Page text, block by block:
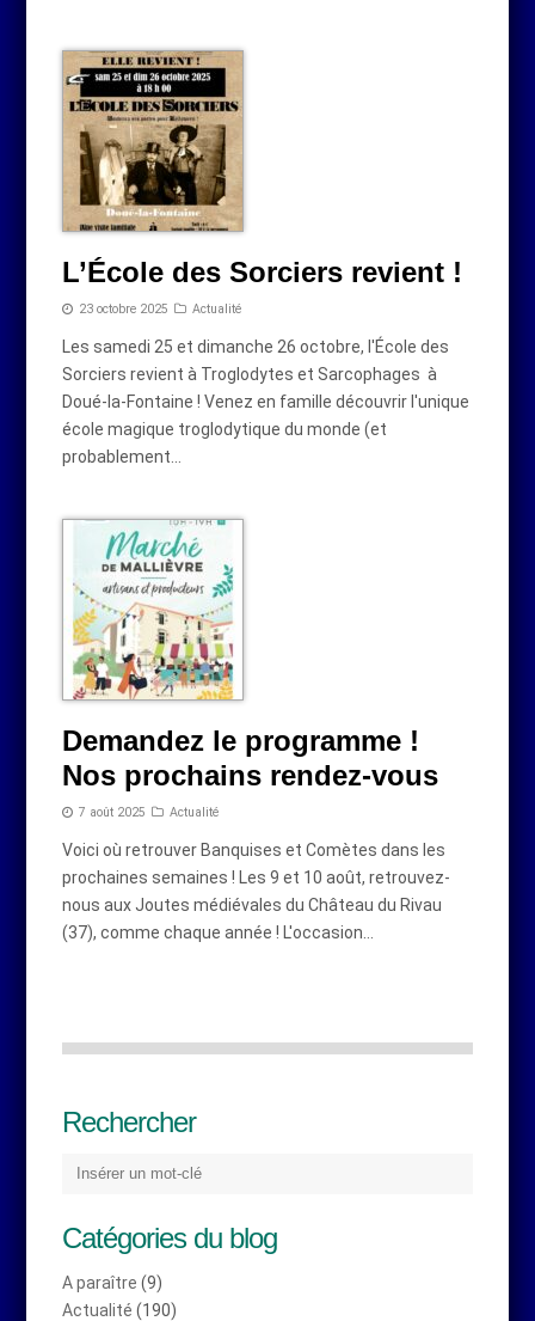
L’École des Sorciers revient !
23 octobre 2025 Actualité
Les samedi 25 et dimanche 26 octobre, l'École des
Sorciers revient à Troglodytes et Sarcophages à
Doué-la-Fontaine ! Venez en famille découvrir l'unique
école magique troglodytique du monde (et
probablement…
Demandez le programme !
Nos prochains rendez-vous
7 août 2025 Actualité
Voici où retrouver Banquises et Comètes dans les
prochaines semaines ! Les 9 et 10 août, retrouvez-
nous aux Joutes médiévales du Château du Rivau
(37), comme chaque année ! L'occasion…
Rechercher
Catégories du blog
A paraître (9)
Actualité (190)